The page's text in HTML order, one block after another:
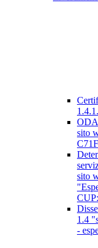
ODA
sito
sito
1.4
-